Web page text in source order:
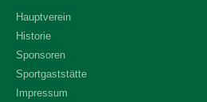
Hauptverein
Historie
Sponsoren
Sportgaststätte
Impressum